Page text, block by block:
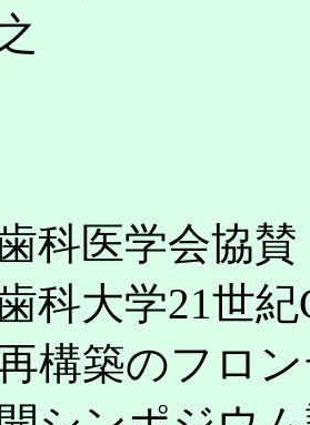
科医学会協賛
科大学21世
構築のフロ